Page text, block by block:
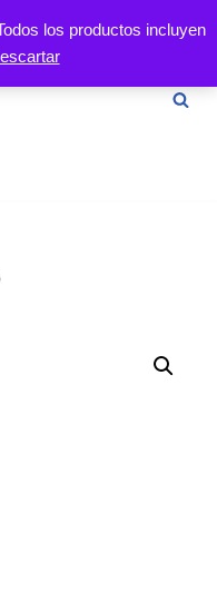
los productos incluyen